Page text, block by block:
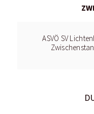
ASVÖ SV